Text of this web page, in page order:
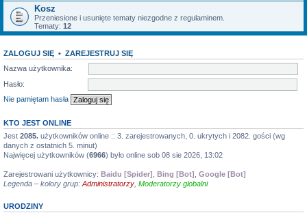
Kosz
Przeniesione i usunięte tematy niezgodne z regulaminem.
Tematy: 12
ZALOGUJ SIĘ • ZAREJESTRUJ SIĘ
Nazwa użytkownika:
Hasło:
Nie pamiętam hasła
KTO JEST ONLINE
Jest 2085. użytkowników online :: 3. zarejestrowanych, 0. ukrytych i 2082. gości (wg
danych z ostatnich 5. minut)
Najwięcej użytkowników (6966) było online sob 08 sie 2026, 13:02
Zarejestrowani użytkownicy: Baidu [Spider] Bing [Bot] Google [Bot]
Legenda – kolory grup: Administratorzy Moderatorzy globalni
URODZINY